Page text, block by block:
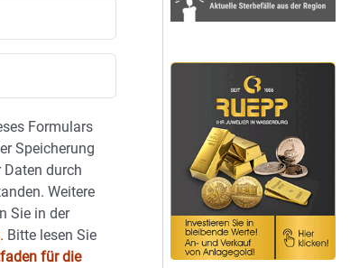
Formulars
Speicherung
Daten durch
Weitere
Sie in der
Bitte lesen Sie
für die